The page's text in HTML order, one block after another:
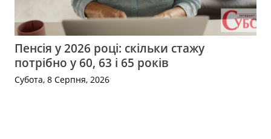
Пенсія у 2026 році: скільки стажу
потрібно у 60, 63 і 65 років
Субота, 8 Серпня, 2026